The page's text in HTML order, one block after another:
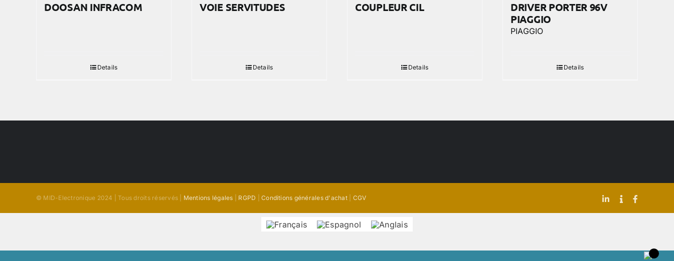
DOOSAN INFRACOM
Details
VOIE SERVITUDES
Details
COUPLEUR CIL
Details
DRIVER PORTER 96V
PIAGGIO
PIAGGIO
Details
© MID-Electronique 2024 | Tous droits réservés | Mentions légales RGPD |Conditions générales d'achat| CGV LinkedIn
Indeed